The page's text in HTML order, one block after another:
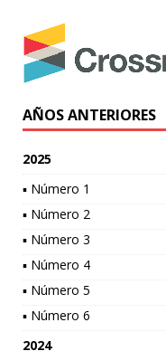
AÑOS ANTERIORES
2025
▪ Número 1
▪ Número 2
▪ Número 3
▪ Número 4
▪ Número 5
▪ Número 6
2024